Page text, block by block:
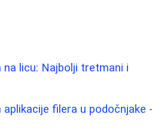
licu: Najbolji tretmani i
aplikacije filera u podočnjake -